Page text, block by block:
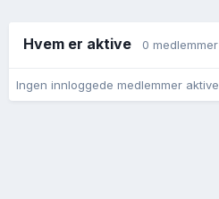
Hvem er aktive 0 medlemmer
Ingen innloggede medlemmer aktive